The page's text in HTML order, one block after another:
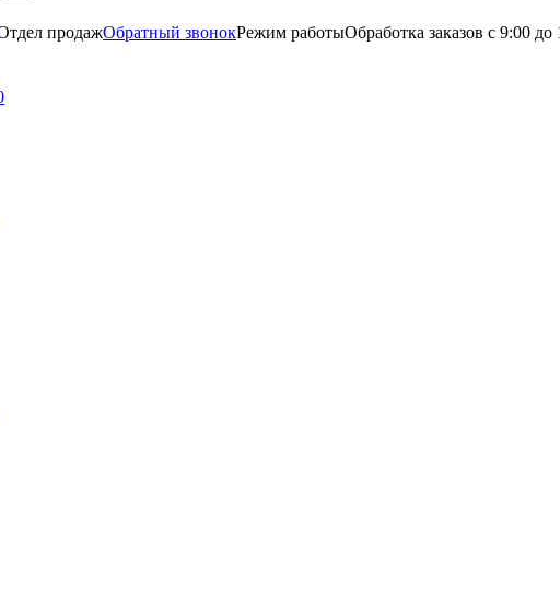
продажОбратный звонокРежим работыОбработка заказов с 9:00